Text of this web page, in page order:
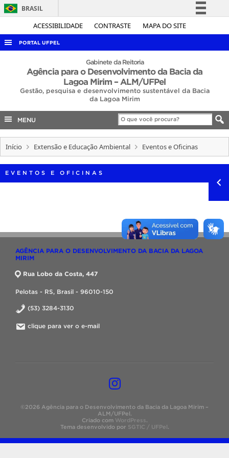
ACESSIBILIDADE CONTRASTE MAPA DO SITE
BRASIL
Simplifique!
Acesso à informação
Legislação
PORTAL UFPEL
AUDITORIA
COBALTO
CONCURSOS
EDITAIS
INTERNACIONAL
OUVIDORIA
PORTARIAS
Gabinete da Reitoria
Agência para o Desenvolvimento da Bacia da
Lagoa Mirim – ALM/UFPel
Gestão, pesquisa e desenvolvimento sustentável da Bacia
da Lagoa Mirim
MENU
Início Extensão e Educação Ambiental Eventos e Oficinas
EVENTOS E OFICINAS
AGÊNCIA PARA O DESENVOLVIMENTO DA BACIA DA LAGOA
MIRIM
Rua Lobo da Costa, 447
Pelotas - RS, Brasil - 96010-150
(53) 3284-3130
clique para ver o e-mail
©2026 Agência para o Desenvolvimento da Bacia da Lagoa Mirim –
ALM/UFPel.
Criado com WordPress.
Tema desenvolvido por SGTIC / UFPel.